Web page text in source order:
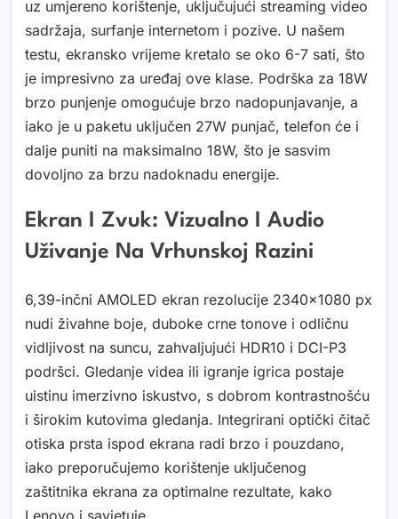
uz umjereno korištenje, uključujući streaming video
sadržaja, surfanje internetom i pozive. U našem
testu, ekransko vrijeme kretalo se oko 6-7 sati, što
je impresivno za uređaj ove klase. Podrška za 18W
brzo punjenje omogućuje brzo nadopunjavanje, a
iako je u paketu uključen 27W punjač, telefon će i
dalje puniti na maksimalno 18W, što je sasvim
dovoljno za brzu nadoknadu energije.
Ekran I Zvuk: Vizualno I Audio
Uživanje Na Vrhunskoj Razini
6,39-inčni AMOLED ekran rezolucije 2340×1080 px
nudi živahne boje, duboke crne tonove i odličnu
vidljivost na suncu, zahvaljujući HDR10 i DCI-P3
podršci. Gledanje videa ili igranje igrica postaje
uistinu imerzivno iskustvo, s dobrom kontrastnošću
i širokim kutovima gledanja. Integrirani optički čitač
otiska prsta ispod ekrana radi brzo i pouzdano,
iako preporučujemo korištenje uključenog
zaštitnika ekrana za optimalne rezultate, kako
Lenovo i savjetuje.